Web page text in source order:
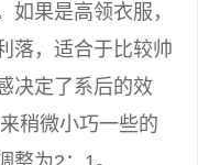
如果是高领衣服，
落，适合于比较帅
决定了系后的效
稍微小巧一些的